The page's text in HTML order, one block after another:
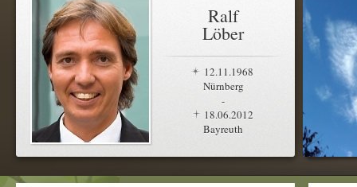
Ralf
Löber
12.11.1968
Nürnberg
-
18.06.2012
Bayreuth